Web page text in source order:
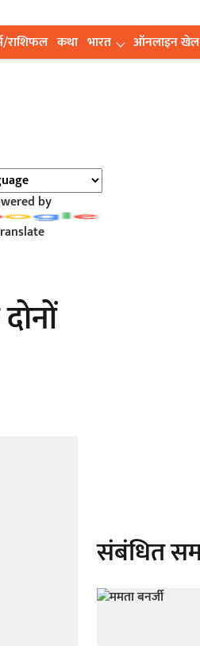
राशिफल कथा भारत ऑनलाइन खेल
by
संबंधित